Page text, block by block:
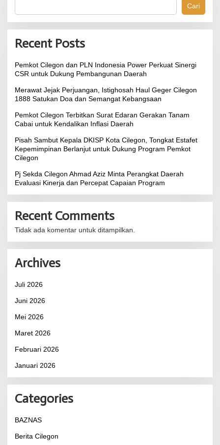
Cari
Recent Posts
Pemkot Cilegon dan PLN Indonesia Power Perkuat Sinergi
CSR untuk Dukung Pembangunan Daerah
Merawat Jejak Perjuangan, Istighosah Haul Geger Cilegon
1888 Satukan Doa dan Semangat Kebangsaan
Pemkot Cilegon Terbitkan Surat Edaran Gerakan Tanam
Cabai untuk Kendalikan Inflasi Daerah
Pisah Sambut Kepala DKISP Kota Cilegon, Tongkat Estafet
Kepemimpinan Berlanjut untuk Dukung Program Pemkot
Cilegon
Pj Sekda Cilegon Ahmad Aziz Minta Perangkat Daerah
Evaluasi Kinerja dan Percepat Capaian Program
Recent Comments
Tidak ada komentar untuk ditampilkan.
Archives
Juli 2026
Juni 2026
Mei 2026
Maret 2026
Februari 2026
Januari 2026
Categories
BAZNAS
Berita Cilegon